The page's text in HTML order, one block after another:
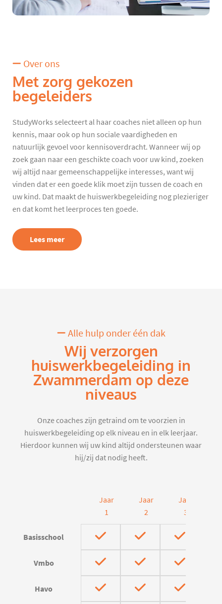
Over ons
Met zorg gekozen
begeleiders
StudyWorks selecteert al haar coaches niet alleen op hun
kennis, maar ook op hun sociale vaardigheden en
natuurlijk gevoel voor kennisoverdracht. Wanneer wij op
zoek gaan naar een geschikte coach voor uw kind, zoeken
wij altijd naar gemeenschappelijke interesses, want wij
vinden dat er een goede klik moet zijn tussen de coach en
uw kind. Dat maakt de huiswerkbegeleiding nog plezieriger
en dat komt het leerproces ten goede.
Lees meer
Alle hulp onder één dak
Wij verzorgen
huiswerkbegeleiding in
Zwammerdam op deze
niveaus
Onze coaches zijn getraind om te voorzien in
huiswerkbegeleiding op elk niveau en in elk leerjaar.
Hierdoor kunnen wij uw kind altijd ondersteunen waar
hij/zij dat nodig heeft.
Jaar
1
Jaar
2
Jaar
3
Basisschool
Vmbo
Havo